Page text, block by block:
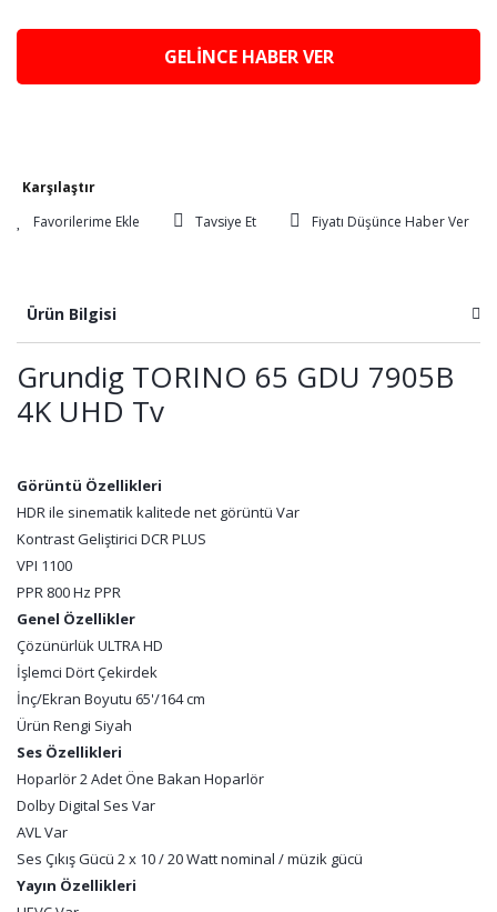
GELİNCE HABER VER
Karşılaştır
Tavsiye Et
Fiyatı Düşünce Haber Ver
Ürün Bilgisi
Grundig TORINO 65 GDU 7905B
4K UHD Tv
Görüntü Özellikleri
HDR ile sinematik kalitede net görüntü Var
Kontrast Geliştirici DCR PLUS
VPI 1100
PPR 800 Hz PPR
Genel Özellikler
Çözünürlük ULTRA HD
İşlemci Dört Çekirdek
İnç/Ekran Boyutu 65'/164 cm
Ürün Rengi Siyah
Ses Özellikleri
Hoparlör 2 Adet Öne Bakan Hoparlör
Dolby Digital Ses Var
AVL Var
Ses Çıkış Gücü 2 x 10 / 20 Watt nominal / müzik gücü
Yayın Özellikleri